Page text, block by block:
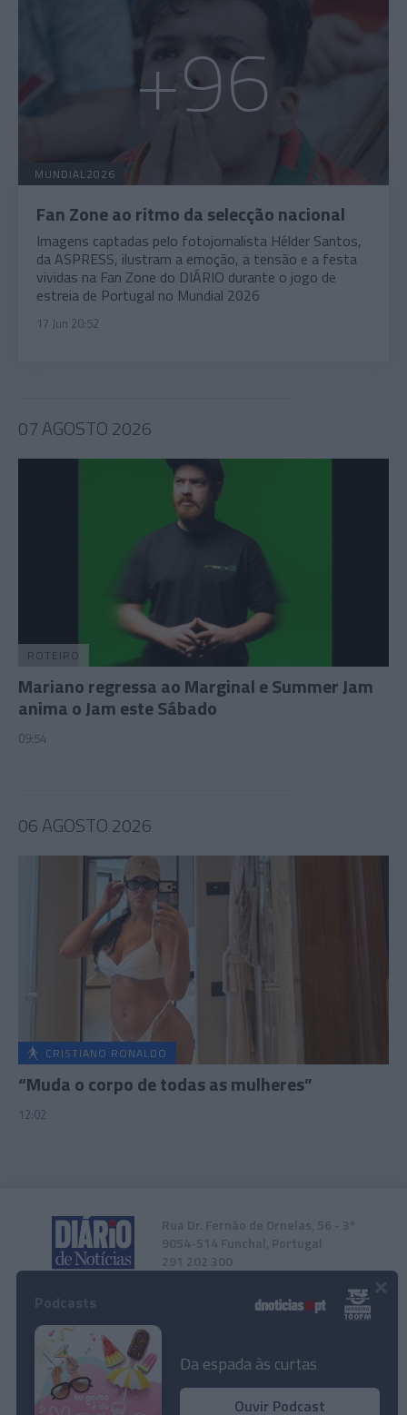
+96
MUNDIAL2026
Fan Zone ao ritmo da selecção nacional
Imagens captadas pelo fotojornalista Hélder Santos,
da ASPRESS, ilustram a emoção, a tensão e a festa
vividas na Fan Zone do DIÁRIO durante o jogo de
estreia de Portugal no Mundial 2026
17 Jun 20:52
07 AGOSTO 2026
ROTEIRO
Mariano regressa ao Marginal e Summer Jam
anima o Jam este Sábado
09:54
06 AGOSTO 2026
CRISTIANO RONALDO
“Muda o corpo de todas as mulheres”
12:02
Rua Dr. Fernão de Ornelas, 56 - 3º
9054-514 Funchal, Portugal
291 202 300
Instale a nossa App
Da espada às curtas
Ouvir Podcast
×